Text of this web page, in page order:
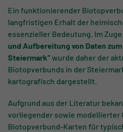
Ein funktionierender
langfristigen Erhalt der
essenzieller Bedeutung. Im
und Aufbereitung von Daten
Steiermark“wurde daher der
Biotopverbunds in der
kartografisch dargestellt.
Aufgrund aus der Literatur
vorliegender sowie modellierter
Biotopverbund-Karten für